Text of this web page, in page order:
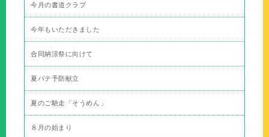
今月の書道クラブ
今年もいただきました
合同納涼祭に向けて
夏バテ予防献立
夏のご馳走「そうめん」
８月の始まり